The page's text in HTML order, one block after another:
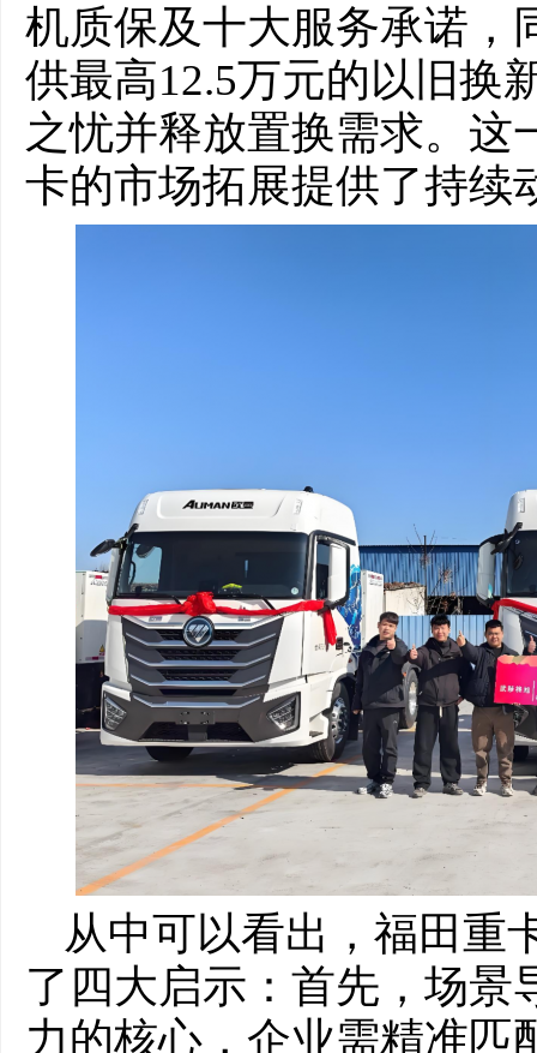
机质保及十大服务承诺，
供最高12.5万元的以旧换
之忧并释放置换需求。这
卡的市场拓展提供了持续
从中可以看出，福田重
了四大启示：首先，场景
力的核心，企业需精准匹